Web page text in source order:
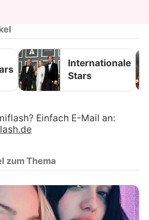
Internationale
Stars
Einfach E-Mail an:
zum Thema